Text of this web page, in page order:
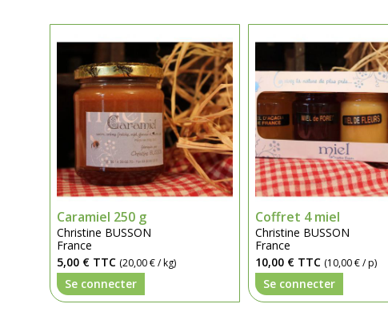
Caramiel 250 g
Christine BUSSON
France
5,00 € TTC (20,00 € / kg)
Se connecter
Coffret 4 miel
Christine BUSSON
France
10,00 € TTC (10,00 € / p)
Se connecter